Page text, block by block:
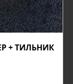
+ ТИЛЬНИК